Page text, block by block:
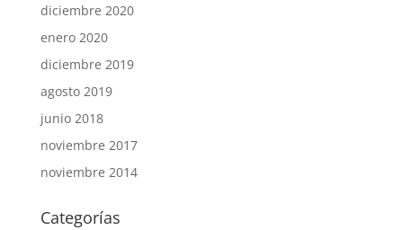
diciembre 2020
enero 2020
diciembre 2019
agosto 2019
junio 2018
noviembre 2017
noviembre 2014
Categorías